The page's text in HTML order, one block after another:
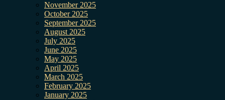
November 2025
October 2025
September 2025
August 2025
July 2025
June 2025
May 2025
April 2025
March 2025
February 2025
January 2025